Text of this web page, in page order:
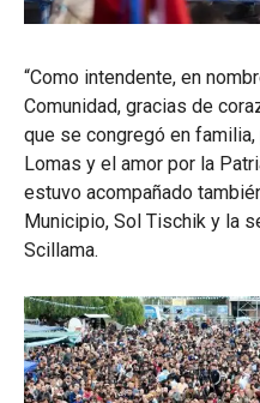
“Como intendente, en
Comunidad, gracias de
que se congregó en
Lomas y el amor por la
estuvo acompañado
Municipio, Sol Tischik y la
Scillama.